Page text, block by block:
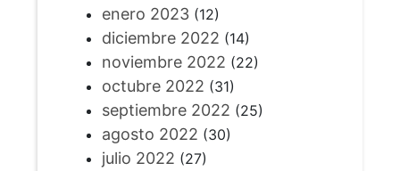
enero 2023(12)
diciembre 2022 (14)
noviembre 2022 (22)
octubre 2022 (31)
septiembre 2022 (25)
agosto 2022 (30)
julio 2022 (27)